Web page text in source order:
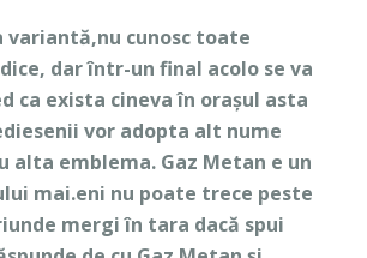
variantă,nu cunosc toate
dar într-un final acolo se va
ca exista cineva în orașul asta
vor adopta alt nume
alta emblema. Gaz Metan e un
mai.eni nu poate trece peste
mergi în tara dacă spui